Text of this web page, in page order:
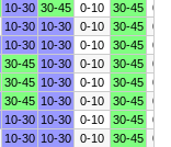
10-30 30-45 0-10 30-45
0-
10-30 10-30 0-10 30-45
0-
10-30 10-30 0-10 30-45
0-
30-45 10-30 0-10 30-45
0-
30-45 10-30 0-10 30-45
0-
30-45 10-30 0-10 30-45
0-
10-30 10-30 0-10 30-45
0-
10-30 10-30 0-10 30-45
0-